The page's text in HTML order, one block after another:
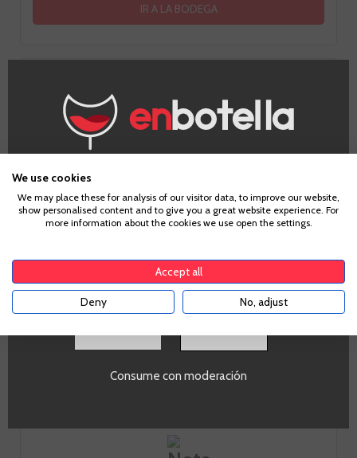
IR A LA BODEGA
Niveles
Fruta
9
Cuerpo
8
¿Eres mayor de edad?
Para acceder a enbotella, debes tener la edad legal de
tu país de residencia, lo cual es suficiente para
aplicable. Confirma si tienes más de18años
Consume con moderación
We use cookies
We may place these for analysis of our visitor data, to improve our website,
show personalised content and to give you a great website experience. For
more information about the cookies we use open the settings.
Accept all
Deny No, adjust